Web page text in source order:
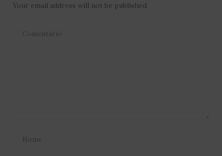
Your email address will not be published.